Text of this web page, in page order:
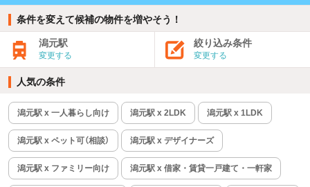
条件を変えて候補の物件を増やそう！
潟元駅
変更する
絞り込み条件
変更する
人気の条件
潟元駅 x 一人暮らし向け 潟元駅 x 2LDK 潟元駅 x 1LDK
潟元駅 x ペット可（相談） 潟元駅 x デザイナーズ
潟元駅 x ファミリー向け 潟元駅 x 借家・賃貸一戸建て・一軒家